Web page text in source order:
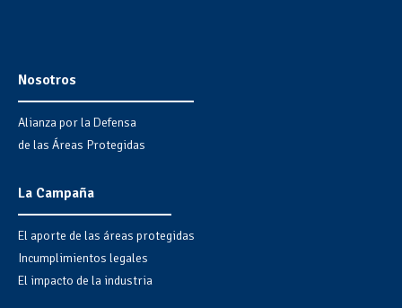
Nosotros
Alianza por la Defensa
de las Áreas Protegidas
La Campaña
El aporte de las áreas protegidas
Incumplimientos legales
El impacto de la industria